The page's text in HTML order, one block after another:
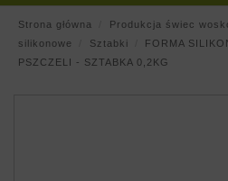
Strona główna Produkcja świec
silikonowe
Sztabki
FORMA
PSZCZELI - SZTABKA 0,2KG